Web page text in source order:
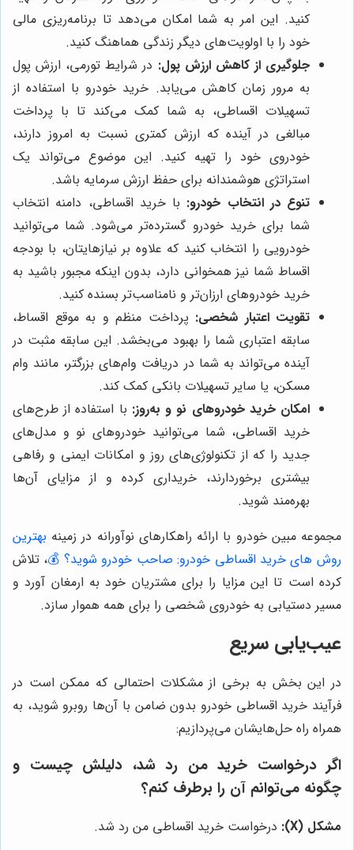
کنید. این امر به شما امکان می‌دهد تا برنامه‌ریزی مالی
خود را با اولویت‌های دیگر زندگی هماهنگ کنید.
جلوگیری از کاهش ارزش پول: در شرایط تورمی، ارزش پول
به مرور زمان کاهش می‌یابد. خرید خودرو با استفاده از
تسهیلات اقساطی، به شما کمک می‌کند تا با پرداخت
مبالغی در آینده که ارزش کمتری نسبت به امروز دارند،
خودروی خود را تهیه کنید. این موضوع می‌تواند یک
استراتژی هوشمندانه برای حفظ ارزش سرمایه باشد.
تنوع در انتخاب خودرو: با خرید اقساطی، دامنه انتخاب
شما برای خرید خودرو گسترده‌تر می‌شود. شما می‌توانید
خودرویی را انتخاب کنید که علاوه بر نیازهایتان، با بودجه
اقساط شما نیز همخوانی دارد، بدون اینکه مجبور باشید به
خرید خودروهای ارزان‌تر و نامناسب‌تر بسنده کنید.
تقویت اعتبار شخصی: پرداخت منظم و به موقع اقساط،
سابقه اعتباری شما را بهبود می‌بخشد. این سابقه مثبت در
آینده می‌تواند به شما در دریافت وام‌های بزرگتر، مانند وام
مسکن، یا سایر تسهیلات بانکی کمک کند.
امکان خرید خودروهای نو و به‌روز: با استفاده از طرح‌های
خرید اقساطی، شما می‌توانید خودروهای نو و مدل‌های
جدید را که از تکنولوژی‌های روز و امکانات ایمنی و رفاهی
بیشتری برخوردارند، خریداری کرده و از مزایای آن‌ها
بهره‌مند شوید.
مجموعه مبین خودرو با ارائه راهکارهای نوآورانه در زمینه بهترین
روش های خرید اقساطی خودرو: صاحب خودرو شوید؟ 💰، تلاش
کرده است تا این مزایا را برای مشتریان خود به ارمغان آورد و
مسیر دستیابی به خودروی شخصی را برای همه هموار سازد.
عیب‌یابی سریع
در این بخش به برخی از مشکلات احتمالی که ممکن است در
فرآیند خرید اقساطی خودرو بدون ضامن با آن‌ها روبرو شوید، به
همراه راه حل‌هایشان می‌پردازیم:
اگر درخواست خرید من رد شد، دلیلش چیست و
چگونه می‌توانم آن را برطرف کنم؟
مشکل (X): درخواست خرید اقساطی من رد شد.